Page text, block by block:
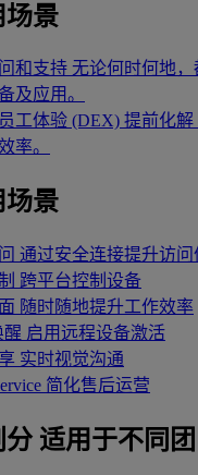
场景
和支持 无论何时何地
及应用。
工体验 (DEX) 提前化解
率。
场景
通过安全连接提升访问
跨平台控制设备
随时随地提升工作效率
启用远程设备激活
实时视觉沟通
简化售后运营
分 适用于不同